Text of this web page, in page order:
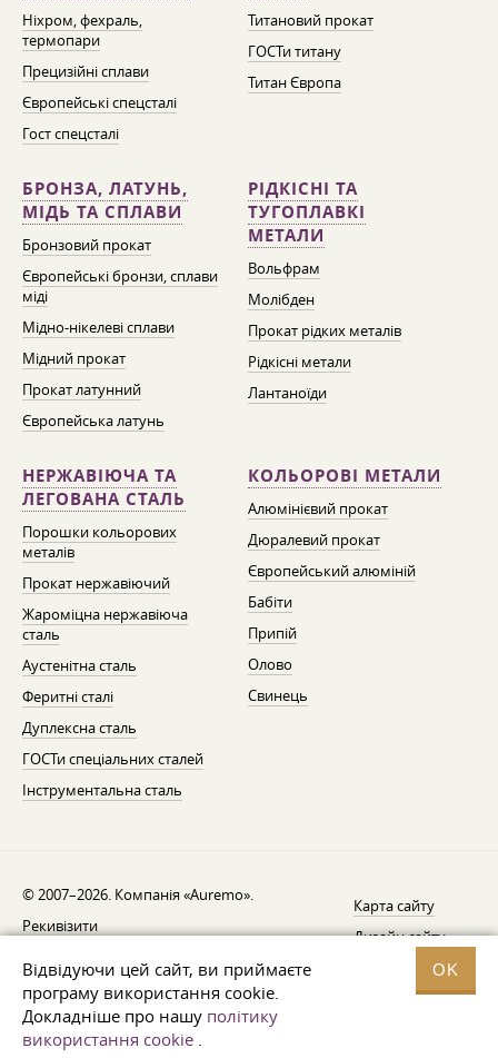
Відвідуючи цей сайт, ви приймаєте
програму використання cookie.
Докладніше про нашу політику
використання cookie .
OK
Ніхром, фехраль,
термопари
Прецизійні сплави
Європейські спецсталі
Гост спецсталі
Титановий прокат
ГОСТи титану
Титан Європа
БРОНЗА, ЛАТУНЬ,
МІДЬ ТА СПЛАВИ
Бронзовий прокат
Європейські бронзи, сплави
міді
Мідно-нікелеві сплави
Мідний прокат
Прокат латунний
Європейська латунь
РІДКІСНІ ТА
ТУГОПЛАВКІ
МЕТАЛИ
Вольфрам
Молібден
Прокат рідких металів
Рідкісні метали
Лантаноїди
НЕРЖАВІЮЧА ТА
ЛЕГОВАНА СТАЛЬ
Порошки кольорових
металів
Прокат нержавіючий
Жароміцна нержавіюча
сталь
Аустенітна сталь
Феритні сталі
Дуплексна сталь
ГОСТи спеціальних сталей
Інструментальна сталь
КОЛЬОРОВІ МЕТАЛИ
Алюмінієвий прокат
Дюралевий прокат
Європейський алюміній
Бабіти
Припій
Олово
Свинець
© 2007–2026. Компанія «Auremo».
Рекивізити
Повідомлення про відкликання
Захист даних
Карта сайту
Дизайн сайту —